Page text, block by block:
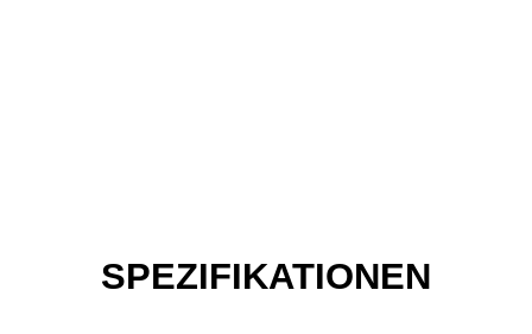
SPEZIFIKATIONEN